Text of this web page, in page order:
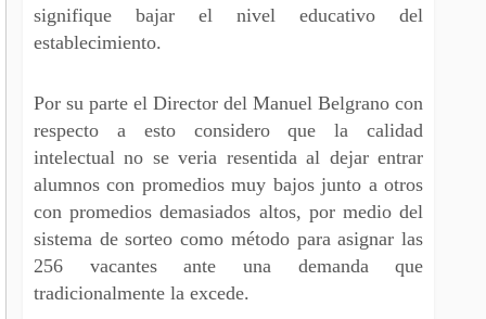
signifique bajar el nivel educativo del
establecimiento.
Por su parte el Director del Manuel Belgrano con
respecto a esto considero que la calidad
intelectual no se veria resentida al dejar entrar
alumnos con promedios muy bajos junto a otros
con promedios demasiados altos, por medio del
sistema de sorteo como método para asignar las
256 vacantes ante una demanda que
tradicionalmente la excede.